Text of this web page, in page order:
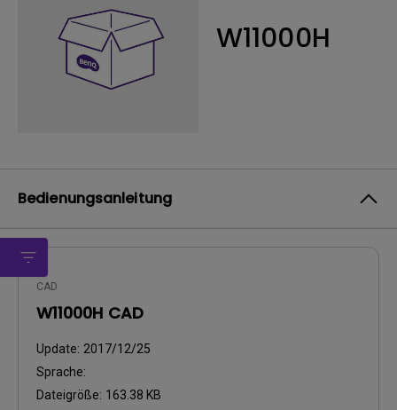
W11000H
Bedienungsanleitung
CAD
W11000H CAD
Update: 2017/12/25
Sprache:
Dateigröße: 163.38 KB